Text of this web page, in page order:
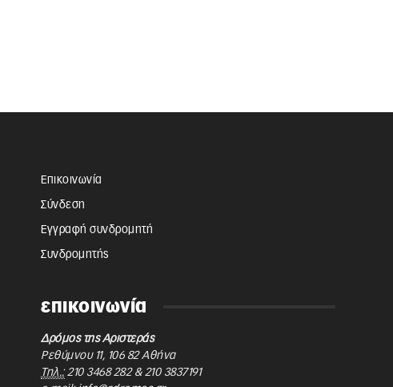
Επικοινωνία
Σύνδεση
Εγγραφή συνδρομητή
Συνδρομητής
επικοινωνία
Δρόμος της Αριστεράς
Ρεθύμνου 11, 106 82 Αθήνα
Τηλ.: 210 3468 282& 210 3837191